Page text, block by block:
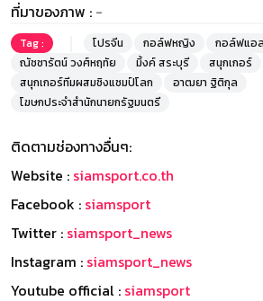
ที่มาของภาพ : -
Tag : โปรจีน กอล์ฟหญิง
กอล์ฟแอ
ณัชชารัตน์ วงศ์หฤทัย
มิ้งค์ สระบุรี
สนุกเกอร์
สนุกเกอร์ทีมผสมชิงแชมป์โลก
อาฒยา ฐิติกุล
โฆษกประจำสำนักนายกรัฐมนตรี
ติดตามช่องทางอื่นๆ:
Website : siamsport.co.th
Facebook : siamsport
Twitter : siamsport_news
Instagram : siamsport_news
Youtube official : siamsport